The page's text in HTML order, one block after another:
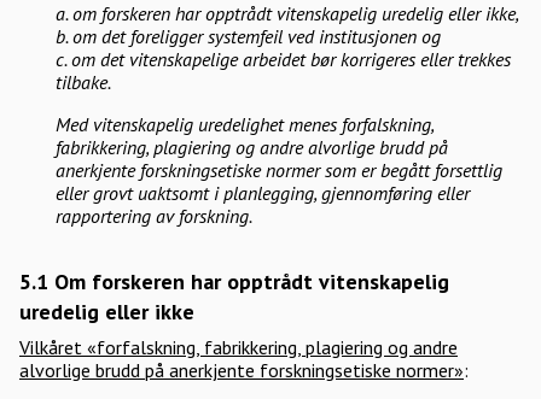
a. om forskeren har opptrådt vitenskapelig uredelig eller ikke,
b. om det foreligger systemfeil ved institusjonen og
c. om det vitenskapelige arbeidet bør korrigeres eller trekkes
tilbake.
Med vitenskapelig uredelighet menes forfalskning,
fabrikkering, plagiering og andre alvorlige brudd på
anerkjente forskningsetiske normer som er begått forsettlig
eller grovt uaktsomt i planlegging, gjennomføring eller
rapportering av forskning.
5.1 Om forskeren har opptrådt vitenskapelig
uredelig eller ikke
Vilkåret «forfalskning, fabrikkering, plagiering og andre
alvorlige brudd på anerkjente forskningsetiske normer»: